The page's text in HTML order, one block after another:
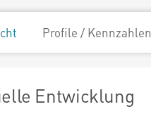
Profile / Kennzahlen
Entwicklung